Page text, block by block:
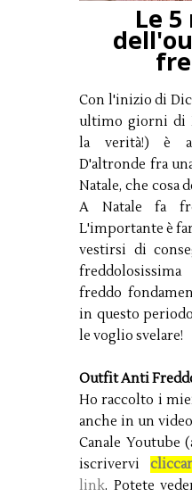
Le
Con l'inizio di
ultimo giorni di
la verità!) è
D'altronde fra
Natale, che cosa
A Natale fa
L'importante è
vestirsi di
freddo
in questo
le voglio svelare!
Outfit Anti
Ho raccolto i
anche in un
Canale Youtube
iscrivervi
link. Potete